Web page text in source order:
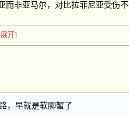
而非亚马尔，对比拉菲尼亚受伤
开]
，早就是软脚蟹了